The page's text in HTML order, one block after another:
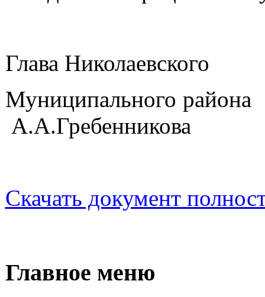
Глава Николаевского
А.А.Гребенникова
Скачать документ
Главное меню